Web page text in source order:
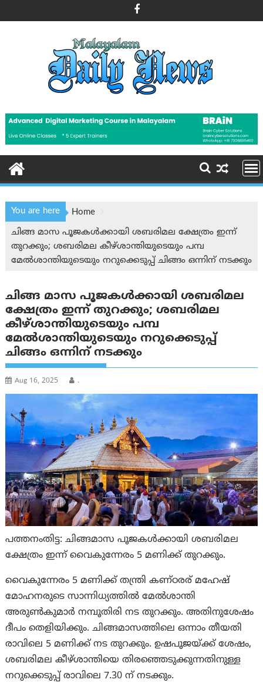
to
You are here
Home
ചിങ്ങ മാസ പൂജകൾക്കായി ശബരിമല ക്ഷേത്രം ഇന്ന്
തുറക്കും; ശബരിമല കീഴ്ശാന്തിയുടെയും പമ്പ
മേൽശാന്തിയുടെയും നറുക്കെടുപ്പ് ചിങ്ങം ഒന്നിന് നടക്കും
ചിങ്ങ മാസ പൂജകൾക്കായി ശബരിമല
ക്ഷേത്രം ഇന്ന് തുറക്കും; ശബരിമല
കീഴ്ശാന്തിയുടെയും പമ്പ
മേൽശാന്തിയുടെയും നറുക്കെടുപ്പ്
ചിങ്ങം ഒന്നിന് നടക്കും
Aug 16, 2025 .
പത്തനംതിട്ട: ചിങ്ങമാസ പൂജകൾക്കായി ശബരിമല
ക്ഷേത്രം ഇന്ന് വൈകുന്നേരം 5 മണിക്ക് തുറക്കും.
വൈകുന്നേരം 5 മണിക്ക് തന്ത്രി കണ്ഠരര് മഹേഷ്
മോഹനരുടെ സാന്നിധ്യത്തിൽ മേൽശാന്തി
അരുൺകുമാർ നമ്പൂതിരി നട തുറക്കും. അതിനുശേഷം
ദീപം തെളിയിക്കും. ചിങ്ങമാസത്തിലെ ഒന്നാം തീയതി
രാവിലെ 5 മണിക്ക് നട തുറക്കും. ഉഷപൂജയ്ക്ക് ശേഷം,
ശബരിമല കീഴ്ശാന്തിയെ തിരഞ്ഞെടുക്കുന്നതിനുള്ള
നറുക്കെടുപ്പ് രാവിലെ 7.30 ന് നടക്കും.